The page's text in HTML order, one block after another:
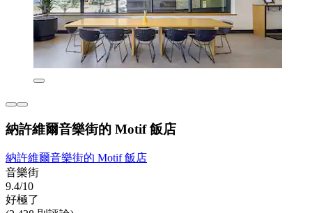
納許維爾音樂街的 Motif 飯店
納許維爾音樂街的 Motif 飯店
音樂街
9.4/10
好極了